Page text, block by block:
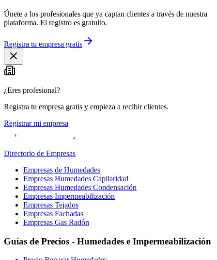
Únete a los profesionales que ya captan clientes a través de nuestra
plataforma. El registro es gratuito.
Registra tu empresa gratis
¿Eres profesional?
Registra tu empresa gratis y empieza a recibir clientes.
Registrar mi empresa
Directorio de Empresas
Empresas de Humedades
Empresas Humedades Capilaridad
Empresas Humedades Condensación
Empresas Impermeabilización
Empresas Tejados
Empresas Fachadas
Empresas Gas Radón
Guías de Precios - Humedades e Impermeabilización